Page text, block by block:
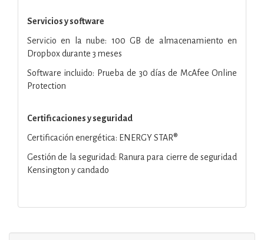
Servicios y software
Servicio en la nube: 100 GB de almacenamiento en
Dropbox durante 3 meses
Software incluido: Prueba de 30 días de McAfee Online
Protection
Certificaciones y seguridad
Certificación energética: ENERGY STAR®
Gestión de la seguridad: Ranura para cierre de seguridad
Kensington y candado